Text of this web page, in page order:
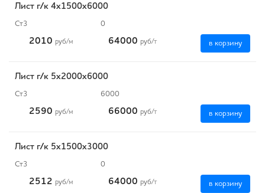
Лист г/к 4х1500х6000
Ст3 0
2010 руб/м 64000 руб/т в корзину
Лист г/к 5х2000х6000
Ст3 6000
2590 руб/м 66000 руб/т в корзину
Лист г/к 5х1500х3000
Ст3 0
2512 руб/м 64000 руб/т в корзину